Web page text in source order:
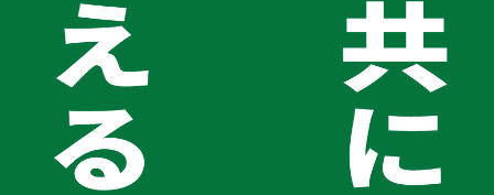
とができます。また、単に冷凍アルミウイングを売って現金
を得るだけでなく、手元に車両を残したまま資金を確保でき
るため、財務状況が改善されることも冷凍アルミウイングリ
ースバックの大きな魅力です。